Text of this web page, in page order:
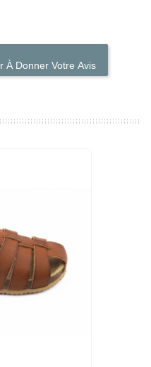
À Donner Votre Avis